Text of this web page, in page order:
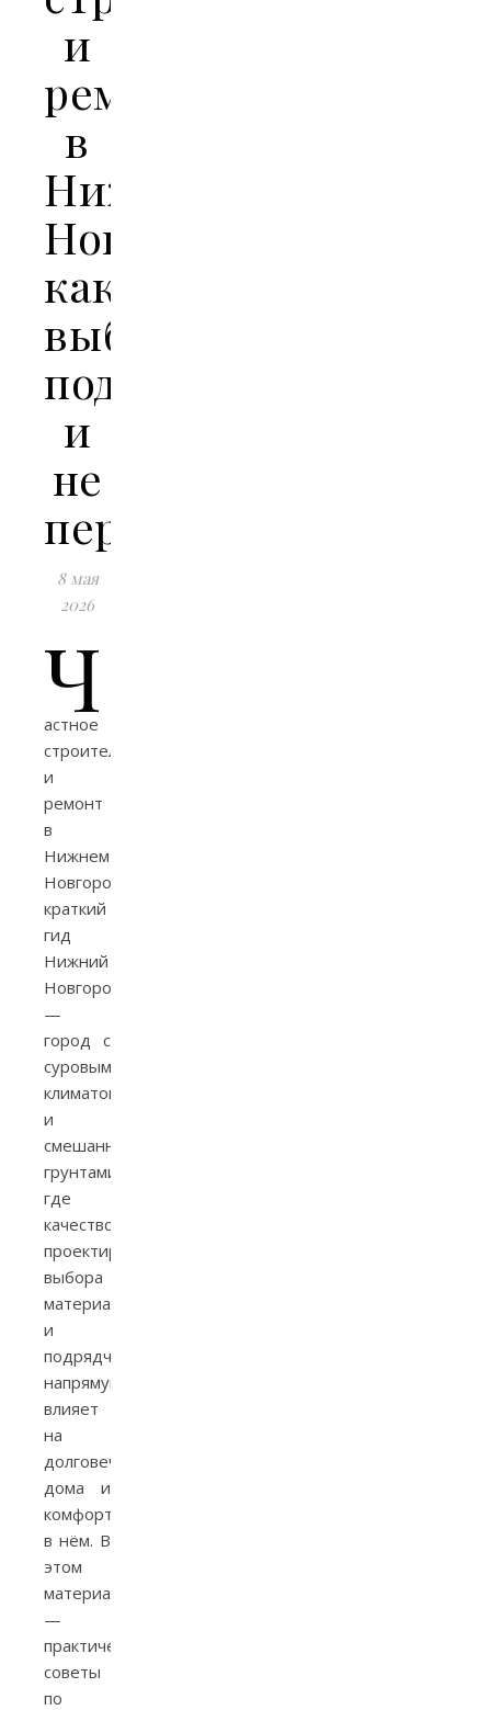
и
ремонт
в
Нижнем
Новгороде:
как
выбрать
подрядчика
и
не
переплатить
8 мая
2026
Ч
астное
строительство
и
ремонт
в
Нижнем
Новгороде:
краткий
гид
Нижний
Новгород
—
город с
суровым
климатом
и
смешанными
грунтами,
где
качество
проектирования,
выбора
материалов
и
подрядчиков
напрямую
влияет
на
долговечность
дома и
комфорт
в нём. В
этом
материале
—
практические
советы
по